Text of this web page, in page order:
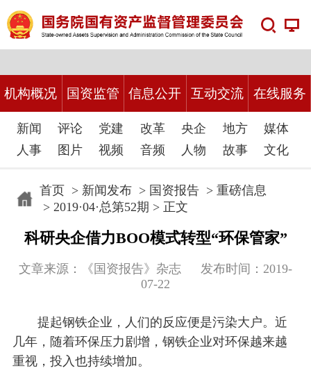
机构概况 国资监管 信息公开 互动交流 在线服务
新闻 评论 党建 改革 央企 地方
媒体
人事
图片 视频 音频 人物 故事 文化
首页 > 新闻发布> 国资报告> 重磅信息
> 2019·04·总第52期 > 正文
科研央企借力BOO模式转型“环保管家”
文章来源：《国资报告》杂志 发布时间：2019-
07-22
提起钢铁企业，人们的反应便是污染大户。近
几年，随着环保压力剧增，钢铁企业对环保越来越
重视，投入也持续增加。